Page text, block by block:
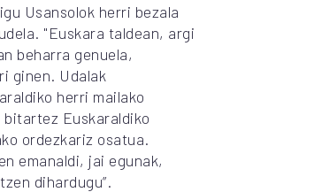
Usansolok herri bezala
"Euskara taldean, argi
beharra genuela,
ginen. Udalak
herri mailako
Euskaraldiko
ordezkariz osatua.
emanaldi, jai egunak,
dihardugu”.